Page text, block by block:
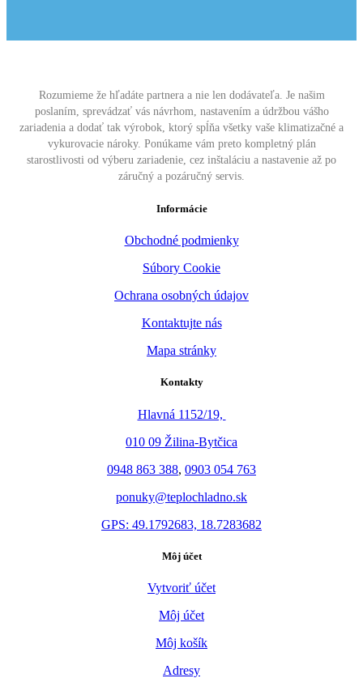
Rozumieme že hľadáte partnera a nie len dodávateľa. Je našim
poslaním, sprevádzať vás návrhom, nastavením a údržbou vášho
zariadenia a dodať tak výrobok, ktorý spĺňa všetky vaše klimatizačné a
vykurovacie nároky. Ponúkame vám preto kompletný plán
starostlivosti od výberu zariadenie, cez inštaláciu a nastavenie až po
záručný a pozáručný servis.
Informácie
Obchodné podmienky
Súbory Cookie
Ochrana osobných údajov
Kontaktujte nás
Mapa stránky
Kontakty
Hlavná 1152/19,
010 09 Žilina-Bytčica
0948 863 388, 0903 054 763
ponuky@teplochladno.sk
GPS: 49.1792683, 18.7283682
Môj účet
Vytvoriť účet
Môj účet
Môj košík
Adresy